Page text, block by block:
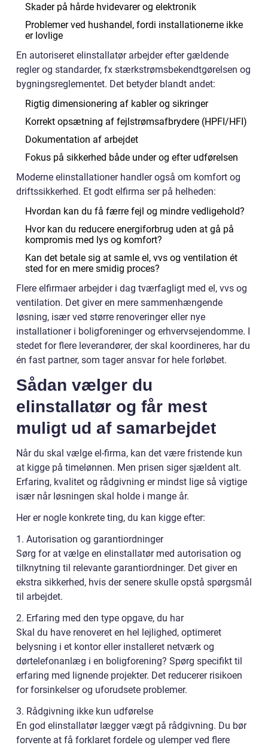
Skader på hårde hvidevarer og elektronik
Problemer ved hushandel, fordi installationerne ikke
er lovlige
En autoriseret elinstallatør arbejder efter gældende
regler og standarder, fx stærkstrømsbekendtgørelsen og
bygningsreglementet. Det betyder blandt andet:
Rigtig dimensionering af kabler og sikringer
Korrekt opsætning af fejlstrømsafbrydere (HPFI/HFI)
Dokumentation af arbejdet
Fokus på sikkerhed både under og efter udførelsen
Moderne elinstallationer handler også om komfort og
driftssikkerhed. Et godt elfirma ser på helheden:
Hvordan kan du få færre fejl og mindre vedligehold?
Hvor kan du reducere energiforbrug uden at gå på
kompromis med lys og komfort?
Kan det betale sig at samle el, vvs og ventilation ét
sted for en mere smidig proces?
Flere elfirmaer arbejder i dag tværfagligt med el, vvs og
ventilation. Det giver en mere sammenhængende
løsning, især ved større renoveringer eller nye
installationer i boligforeninger og erhvervsejendomme. I
stedet for flere leverandører, der skal koordineres, har du
én fast partner, som tager ansvar for hele forløbet.
Sådan vælger du
elinstallatør og får mest
muligt ud af samarbejdet
Når du skal vælge el-firma, kan det være fristende kun
at kigge på timelønnen. Men prisen siger sjældent alt.
Erfaring, kvalitet og rådgivning er mindst lige så vigtige
især når løsningen skal holde i mange år.
Her er nogle konkrete ting, du kan kigge efter:
1. Autorisation og garantiordninger
Sørg for at vælge en elinstallatør med autorisation og
tilknytning til relevante garantiordninger. Det giver en
ekstra sikkerhed, hvis der senere skulle opstå spørgsmål
til arbejdet.
2. Erfaring med den type opgave, du har
Skal du have renoveret en hel lejlighed, optimeret
belysning i et kontor eller installeret netværk og
dørtelefonanlæg i en boligforening? Spørg specifikt til
erfaring med lignende projekter. Det reducerer risikoen
for forsinkelser og uforudsete problemer.
3. Rådgivning ikke kun udførelse
En god elinstallatør lægger vægt på rådgivning. Du bør
forvente at få forklaret fordele og ulemper ved flere